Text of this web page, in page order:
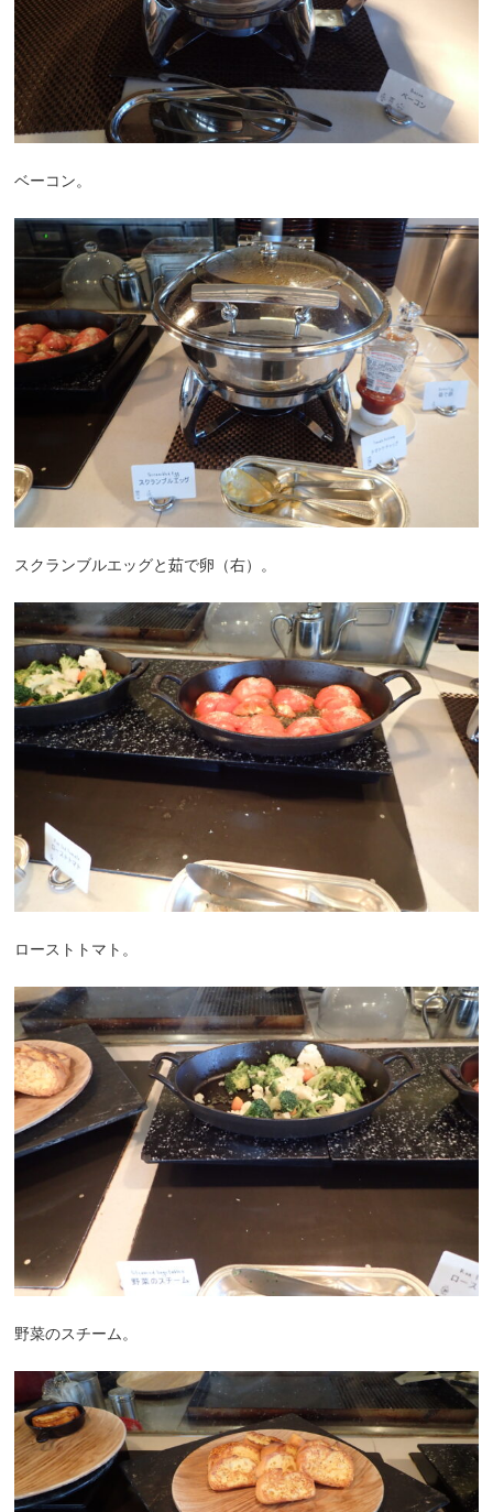
ベーコン。
スクランブルエッグと茹で卵（右）。
ローストトマト。
野菜のスチーム。